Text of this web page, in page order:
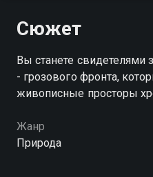
Сюжет
Вы станете
- грозового фронта,
живописные просторы
Жанр
Природа